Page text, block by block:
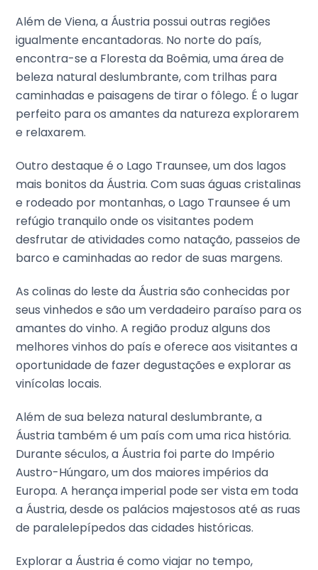
Além de Viena, a Áustria possui outras regiões
igualmente encantadoras. No norte do país,
encontra-se a Floresta da Boêmia, uma área de
beleza natural deslumbrante, com trilhas para
caminhadas e paisagens de tirar o fôlego. É o lugar
perfeito para os amantes da natureza explorarem
e relaxarem.
Outro destaque é o Lago Traunsee, um dos lagos
mais bonitos da Áustria. Com suas águas cristalinas
e rodeado por montanhas, o Lago Traunsee é um
refúgio tranquilo onde os visitantes podem
desfrutar de atividades como natação, passeios de
barco e caminhadas ao redor de suas margens.
As colinas do leste da Áustria são conhecidas por
seus vinhedos e são um verdadeiro paraíso para os
amantes do vinho. A região produz alguns dos
melhores vinhos do país e oferece aos visitantes a
oportunidade de fazer degustações e explorar as
vinícolas locais.
Além de sua beleza natural deslumbrante, a
Áustria também é um país com uma rica história.
Durante séculos, a Áustria foi parte do Império
Austro-Húngaro, um dos maiores impérios da
Europa. A herança imperial pode ser vista em toda
a Áustria, desde os palácios majestosos até as ruas
de paralelepípedos das cidades históricas.
Explorar a Áustria é como viajar no tempo,